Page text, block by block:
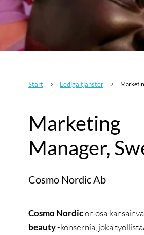
Start 5 Lediga tjänster 5
Marketing
Manager,
Cosmo Nordic Ab
Cosmo Nordicon osa
beauty-konsernia, joka